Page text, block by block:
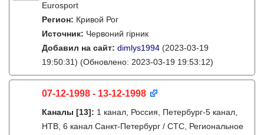
Eurosport
Регион: Кривой Рог
Источник: Червоний гірник
Добавил на сайт: dimlys1994 (2023-03-19
19:50:31) (Обновлено: 2023-03-19 19:53:12)
07-12-1998 - 13-12-1998
Каналы [13]: 1 канал, Россия, Петербург-5 канал,
НТВ, 6 канал Санкт-Петербург / СТС, Региональное